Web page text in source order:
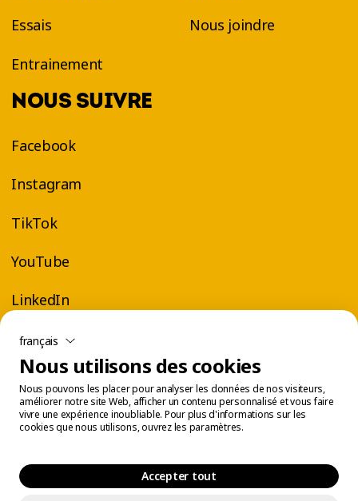
Essais
Entrainement
Nous joindre
NOUS SUIVRE
Facebook
Instagram
TikTok
YouTube
LinkedIn
français
Nous utilisons des cookies
Nous pouvons les placer pour analyser les données de nos visiteurs,
améliorer notre site Web, afficher un contenu personnalisé et vous faire
vivre une expérience inoubliable. Pour plus d'informations sur les
cookies que nous utilisons, ouvrez les paramètres.
Accepter tout